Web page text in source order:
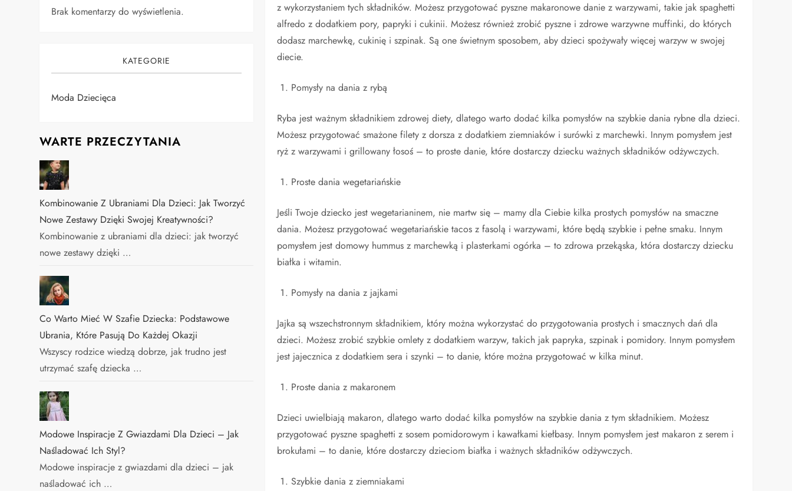
z wykorzystaniem tych składników. Możesz przygotować pyszne makaronowe danie z warzywami, takie jak spaghetti
alfredo z dodatkiem pory, papryki i cukinii. Możesz również zrobić pyszne i zdrowe warzywne muffinki, do których
dodasz marchewkę, cukinię i szpinak. Są one świetnym sposobem, aby dzieci spożywały więcej warzyw w swojej
diecie.
Pomysły na dania z rybą
Ryba jest ważnym składnikiem zdrowej diety, dlatego warto dodać kilka pomysłów na szybkie dania rybne dla dzieci.
Możesz przygotować smażone filety z dorsza z dodatkiem ziemniaków i surówki z marchewki. Innym pomysłem jest
ryż z warzywami i grillowany łosoś – to proste danie, które dostarczy dziecku ważnych składników odżywczych.
Proste dania wegetariańskie
Jeśli Twoje dziecko jest wegetarianinem, nie martw się – mamy dla Ciebie kilka prostych pomysłów na smaczne
dania. Możesz przygotować wegetariańskie tacos z fasolą i warzywami, które będą szybkie i pełne smaku. Innym
pomysłem jest domowy hummus z marchewką i plasterkami ogórka – to zdrowa przekąska, która dostarczy dziecku
białka i witamin.
Pomysły na dania z jajkami
Jajka są wszechstronnym składnikiem, który można wykorzystać do przygotowania prostych i smacznych dań dla
dzieci. Możesz zrobić szybkie omlety z dodatkiem warzyw, takich jak papryka, szpinak i pomidory. Innym pomysłem
jest jajecznica z dodatkiem sera i szynki – to danie, które można przygotować w kilka minut.
Proste dania z makaronem
Dzieci uwielbiają makaron, dlatego warto dodać kilka pomysłów na szybkie dania z tym składnikiem. Możesz
przygotować pyszne spaghetti z sosem pomidorowym i kawałkami kiełbasy. Innym pomysłem jest makaron z serem i
brokułami – to danie, które dostarczy dzieciom białka i ważnych składników odżywczych.
Szybkie dania z ziemniakami
Brak komentarzy do wyświetlenia.
KATEGORIE
Moda Dziecięca
WARTE PRZECZYTANIA
Kombinowanie Z Ubraniami Dla Dzieci: Jak Tworzyć
Nowe Zestawy Dzięki Swojej Kreatywności?
Kombinowanie z ubraniami dla dzieci: jak tworzyć
nowe zestawy dzięki …
Co Warto Mieć W Szafie Dziecka: Podstawowe
Ubrania, Które Pasują Do Każdej Okazji
Wszyscy rodzice wiedzą dobrze, jak trudno jest
utrzymać szafę dziecka …
Modowe Inspiracje Z Gwiazdami Dla Dzieci – Jak
Naśladować Ich Styl?
Modowe inspiracje z gwiazdami dla dzieci – jak
naśladować ich …